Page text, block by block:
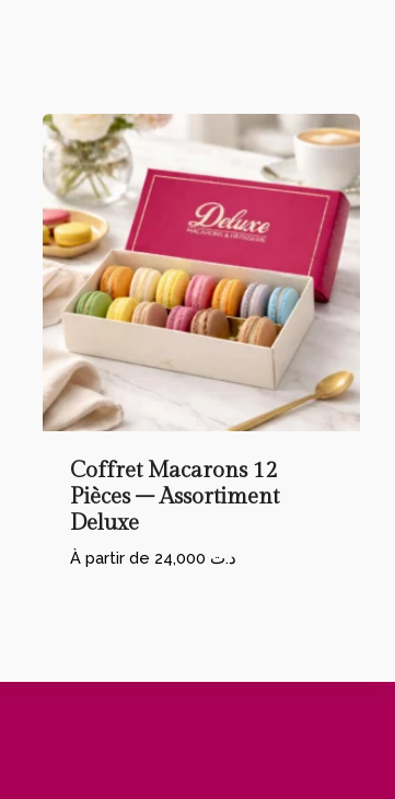
Coffret Macarons 12
Pièces – Assortiment
Deluxe
À partir de د.ت